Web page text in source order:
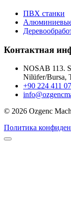
ПВХ станки
Контактная
NOSAB 113.
Nilüfer/Bursa,
+90 224 411
© 2026 Ozgenc
Политика